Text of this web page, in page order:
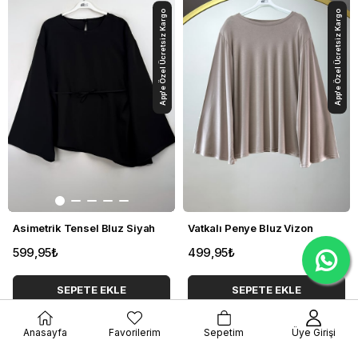
Asimetrik Tensel Bluz Siyah
599,95₺
SEPETE EKLE
App'e Özel Ücretsiz Kargo
Vatkalı Penye Bluz Vizon
499,95₺
SEPETE EKLE
App'e Özel Ücretsiz Kargo
YENI ÜRÜN YENI ÜRÜN
Anasayfa Favorilerim Sepetim Üye Girişi